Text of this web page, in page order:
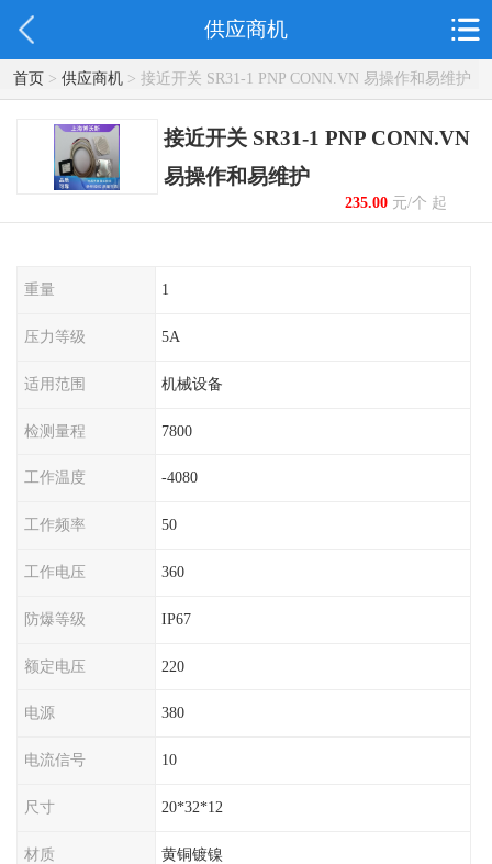
供应商机
首页> 供应商机> 接近开关 SR31-1 PNP CONN.VN 易操作和易维护
接近开关 SR31-1 PNP CONN.VN
易操作和易维护
235.00元/个 起
重量 1
压力等级 5A
适用范围 机械设备
检测量程 7800
工作温度 -4080
工作频率 50
工作电压 360
防爆等级 IP67
额定电压 220
电源 380
电流信号 10
尺寸 20*32*12
材质 黄铜镀镍